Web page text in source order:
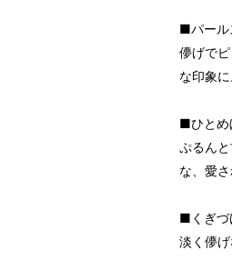
■パール
儚げで
な印象に
■ひとめ
ぷるん
な、愛さ
■くぎづ
淡く儚